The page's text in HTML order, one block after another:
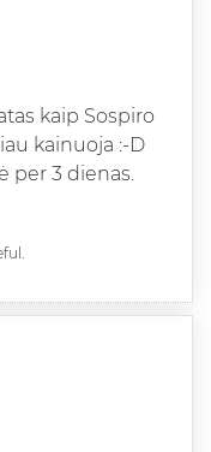
kaip Sospiro
kainuoja :-D
per 3 dienas.